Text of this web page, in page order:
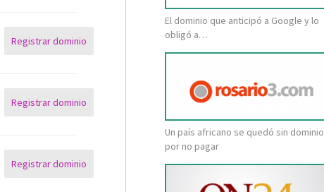
Registrar dominio
Registrar dominio
Registrar dominio
El dominio que anticipó a Google y lo
obligó a…
Un país africano se quedó sin dominio
por no pagar